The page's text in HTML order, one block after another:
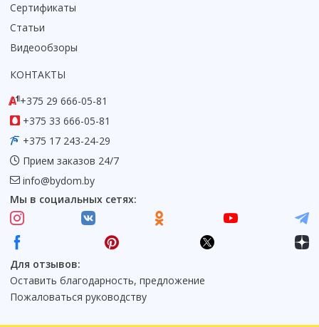
Сертификаты
Статьи
Видеообзоры
КОНТАКТЫ
+375 29 666-05-81
+375 33 666-05-81
+375 17 243-24-29
Прием заказов 24/7
info@bydom.by
Мы в социальных сетях:
Для отзывов:
Оставить благодарность, предложение
Пожаловаться руководству